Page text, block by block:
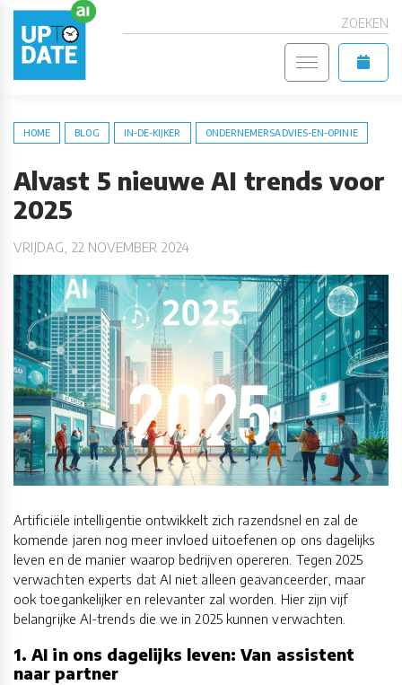
ZOEKEN
HOME BLOG IN-DE-KIJKER ONDERNEMERSADVIES-EN-OPINIE
Alvast 5 nieuwe AI trends voor
2025
VRIJDAG, 22 NOVEMBER 2024
Artificiële intelligentie ontwikkelt zich razendsnel en zal de
komende jaren nog meer invloed uitoefenen op ons dagelijks
leven en de manier waarop bedrijven opereren. Tegen 2025
verwachten experts dat AI niet alleen geavanceerder, maar
ook toegankelijker en relevanter zal worden. Hier zijn vijf
belangrijke AI-trends die we in 2025 kunnen verwachten.
1. AI in ons dagelijks leven: Van assistent
naar partner